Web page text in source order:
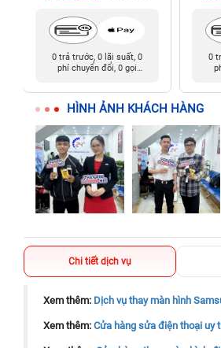
0 trả trước, 0 lãi suất, 0
phí chuyển đổi, 0 gọi
0
HÌNH ẢNH KHÁCH HÀNG
Chi tiết dịch vụ
Xem thêm: Dịch vụ thay màn hình
Xem thêm: Cửa hàng sửa điện thoại uy